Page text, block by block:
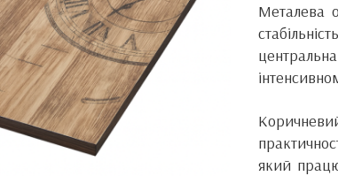
Металева
який